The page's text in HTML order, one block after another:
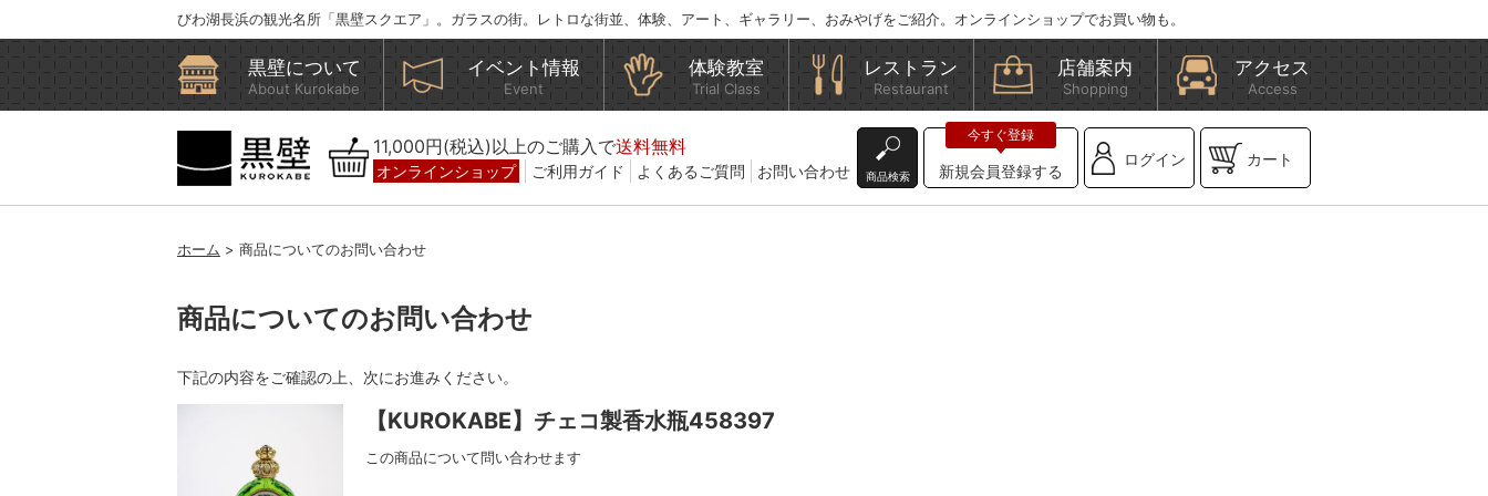
びわ湖長浜の観光名所「黒壁スクエア」。ガラスの街。レトロな街並、体験、アート、ギャラリー、おみやげをご紹介。オンラインショップでお買い物も。
黒壁について
About Kurokabe
イベント情報
Event
体験教室
Trial Class
レストラン
Restaurant
店舗案内
Shopping
アクセス
Access
11,000円(税込)以上のご購入で送料無料
オンラインショップ ご利用ガイド よくあるご質問 お問い合わせ 商品検索 新規会員登録する
ログイン カート
ホーム > 商品についてのお問い合わせ
商品についてのお問い合わせ
下記の内容をご確認の上、次にお進みください。
【KUROKABE】チェコ製香水瓶458397
この商品について問い合わせます